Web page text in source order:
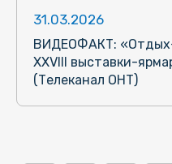
31.03.2026
ВИДЕОФАКТ:
ХХVIII выставки-
(Телеканал ОНТ)